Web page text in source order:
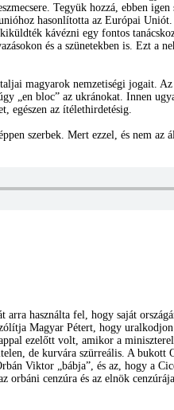
Tegyük hozzá, ebben
hasonlította az Európai
kávézni egy fontos
és a szünetekben is. Ezt a
magyarok nemzetiségi jogait.
„en bloc” az ukránokat. Innen
egészen az ítélethirdetésig.
szerbek. Mert ezzel, és nem az
használta fel, hogy saját
Magyar Pétert, hogy
ezelőtt volt, amikor a
de kurvára szürreális. A bukott
Viktor „bábja”, és az, hogy a
cenzúra és az elnök